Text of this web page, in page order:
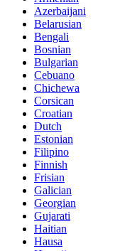
Azerbaijani
Belarusian
Bengali
Bosnian
Bulgarian
Cebuano
Chichewa
Corsican
Croatian
Dutch
Estonian
Filipino
Finnish
Frisian
Galician
Georgian
Gujarati
Haitian
Hausa